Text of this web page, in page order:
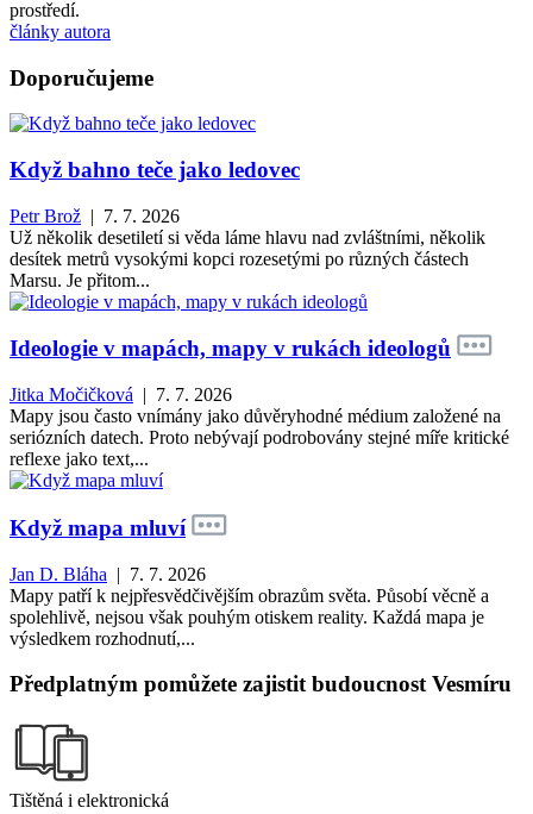
prostředí.
články autora
Doporučujeme
Když bahno teče jako ledovec
Petr Brož | 7. 7. 2026
Už několik desetiletí si věda láme hlavu nad zvláštními, několik
desítek metrů vysokými kopci rozesetými po různých částech
Marsu. Je přitom...
Ideologie v mapách, mapy v rukách ideologů
Jitka Močičková | 7. 7. 2026
Mapy jsou často vnímány jako důvěryhodné médium založené na
seriózních datech. Proto nebývají podrobovány stejné míře kritické
reflexe jako text,...
Když mapa mluví
Jan D. Bláha | 7. 7. 2026
Mapy patří k nejpřesvědčivějším obrazům světa. Působí věcně a
spolehlivě, nejsou však pouhým otiskem reality. Každá mapa je
výsledkem rozhodnutí,...
Předplatným pomůžete zajistit budoucnost Vesmíru
Tištěná i elektronická